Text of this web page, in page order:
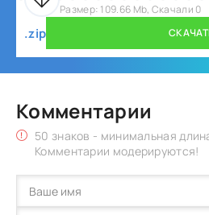
Размер: 109.66 Mb, Скачали 0
.zip
Комментарии
50 знаков - минимальная
Комментарии модерируются!